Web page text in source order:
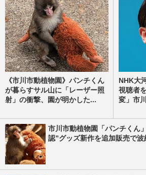
《市川市動植物園》パンチくん
が暮らすサル山に「レーザー照
射」の衝撃、園が明かした...
NHK大
視聴者
変」市
市川市動植物園「パンチくん
認”グッズ新作を追加販売で波